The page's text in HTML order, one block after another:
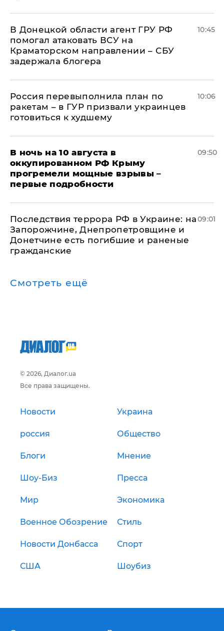
В Донецкой области агент ГРУ РФ
помогал атаковать ВСУ на
Краматорском направлении – СБУ
задержала блогера
10:45
Россия перевыполнила план по
ракетам – в ГУР призвали украинцев
готовиться к худшему
10:06
В ночь на 10 августа в
оккупированном РФ Крыму
прогремели мощные взрывы –
первые подробности
09:50
Последствия террора РФ в Украине: на
Запорожчине, Днепропетровщине и
Донетчине есть погибшие и раненые
гражданские
09:01
Смотреть ещё
© 2026, Диалог.ua
Все права защищены.
Новости Украина
россия Общество
Блоги Мнение
Шоу-Биз Пресса
Мир Экономика
Военное Обозрение Стиль
Новости Донбасса Спорт
США Шоубиз